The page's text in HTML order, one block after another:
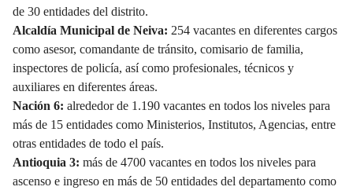
de 30 entidades del distrito.
Alcaldía Municipal de Neiva: 254 vacantes en diferentes cargos
como asesor, comandante de tránsito, comisario de familia,
inspectores de policía, así como profesionales, técnicos y
auxiliares en diferentes áreas.
Nación 6: alrededor de 1.190 vacantes en todos los niveles para
más de 15 entidades como Ministerios, Institutos, Agencias, entre
otras entidades de todo el país.
Antioquia 3: más de 4700 vacantes en todos los niveles para
ascenso e ingreso en más de 50 entidades del departamento como